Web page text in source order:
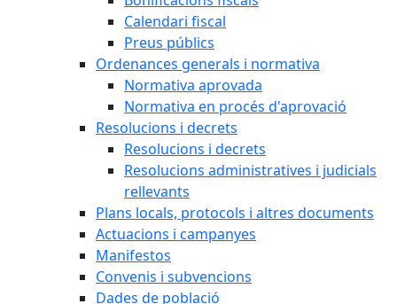
Calendari fiscal
Preus públics
Ordenances generals i normativa
Normativa aprovada
Normativa en procés d'aprovació
Resolucions i decrets
Resolucions i decrets
Resolucions administratives i judicials
rellevants
Plans locals, protocols i altres documents
Actuacions i campanyes
Manifestos
Convenis i subvencions
Dades de població